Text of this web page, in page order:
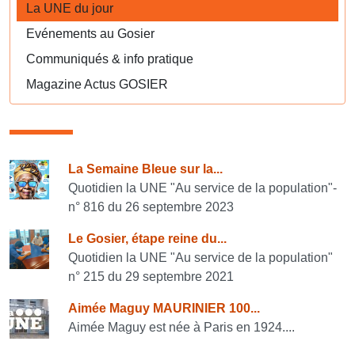
La UNE du jour
Evénements au Gosier
Communiqués & info pratique
Magazine Actus GOSIER
Consulter également
La Semaine Bleue sur la...
Quotidien la UNE "Au service de la population"-
n° 816 du 26 septembre 2023
Le Gosier, étape reine du...
Quotidien la UNE "Au service de la population"
n° 215 du 29 septembre 2021
Aimée Maguy MAURINIER 100...
Aimée Maguy est née à Paris en 1924....